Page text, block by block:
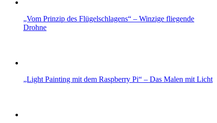
„Vom Prinzip des Flügelschlagens“ – Winzige fliegende
Drohne
„Light Painting mit dem Raspberry Pi“ – Das Malen mit Licht